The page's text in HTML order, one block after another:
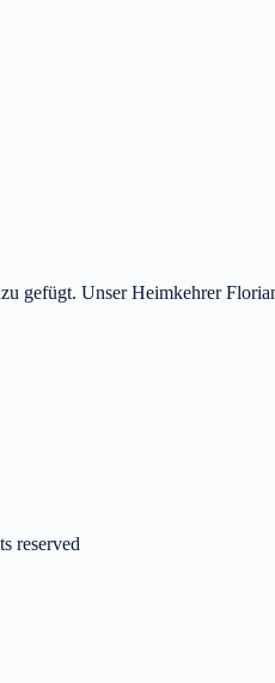
gefügt. Unser Heimkehrer
reserved